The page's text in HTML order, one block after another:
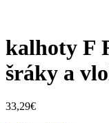
kalhoty F
šráky a
33,29€